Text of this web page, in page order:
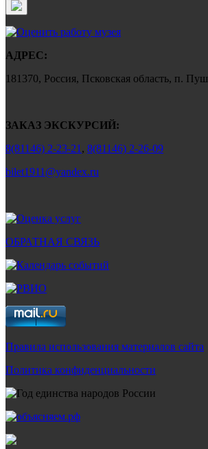
АДРЕС:
181370, Россия, Псковская область, п.
ЗАКАЗ ЭКСКУРСИЙ:
8(81146) 2-23-21 , 8(81146) 2-26-09
bilet1911@yandex.ru
ОБРАТНАЯ СВЯЗЬ
Правила использования материалов сайта
Политика конфиденциальности